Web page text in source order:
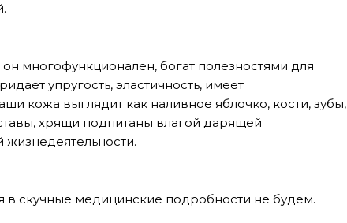
многофункционален, богат полезностями для
упругость, эластичность, имеет
кожа выглядит как наливное яблочко, кости, зубы,
хрящи подпитаны влагой дарящей
жизнедеятельности.
в скучные медицинские подробности не будем.